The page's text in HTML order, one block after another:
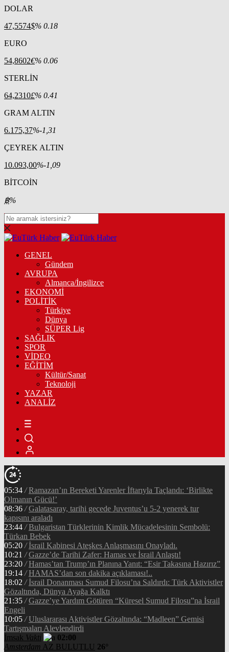
DOLAR
47,5574$% 0.18
EURO
54,8602€% 0.06
STERLİN
64,2310£% 0.41
GRAM ALTIN
6.175,37%-1,31
ÇEYREK ALTIN
10.093,00%-1,09
BİTCOİN
฿%
GENEL
Gündem
AVRUPA
Almanca/İngilizce
EKONOMİ
POLİTİK
Türkiye
Dünya
SÜPER Lig
SAĞLIK
SPOR
VİDEO
EĞİTİM
Kültür/Sanat
Teknoloji
YAZAR
ANALİZ
05:34 / Ramazan’ın Bereketi Yarenler İftarıyla Taçlandı: ‘Birlikte
Olmanın Gücü!’
08:36 / Galatasaray, tarihi gecede Juventus’u 5-2 yenerek tur
kapısını araladı
23:44 / Bulgaristan Türklerinin Kimlik Mücadelesinin Sembolü:
Türkan Bebek
05:20 / İsrail Kabinesi Ateşkes Anlaşmasını Onayladı.
10:21 / Gazze’de Tarihi Zafer: Hamas ve İsrail Anlaştı!
23:20 / Hamas’tan Trump’ın Planına Yanıt: “Esir Takasına Hazırız”
19:14 / HAMAS’dan son dakika açıklaması!..
18:02 / İsrail Donanması Sumud Filosu’na Saldırdı: Türk Aktivistler
Gözaltında, Dünya Ayağa Kalktı
21:35 / Gazze’ye Yardım Götüren “Küresel Sumud Filosu”na İsrail
Engeli
10:05 / Uluslararası Aktivistler Gözaltında: “Madleen” Gemisi
Tartışmaları Alevlendirdi
İmsak Vakti
02:00
Amsterdam AZ BULUTLU 26°